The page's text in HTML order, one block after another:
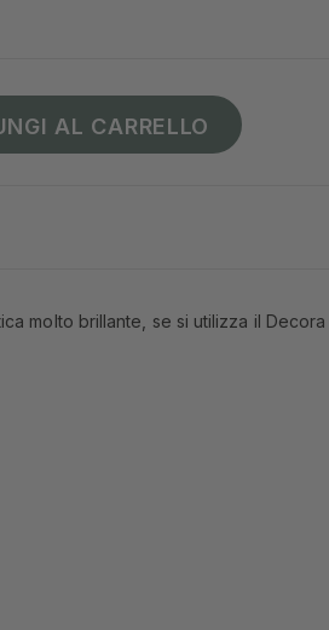
AL CARRELLO
molto brillante, se si utilizza il